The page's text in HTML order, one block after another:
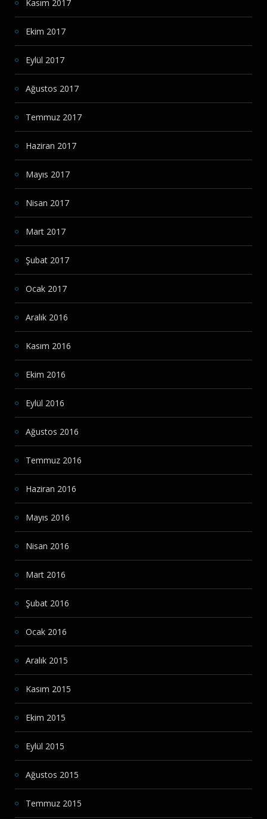
Kasım 2017
Ekim 2017
Eylül 2017
Ağustos 2017
Temmuz 2017
Haziran 2017
Mayıs 2017
Nisan 2017
Mart 2017
Şubat 2017
Ocak 2017
Aralık 2016
Kasım 2016
Ekim 2016
Eylül 2016
Ağustos 2016
Temmuz 2016
Haziran 2016
Mayıs 2016
Nisan 2016
Mart 2016
Şubat 2016
Ocak 2016
Aralık 2015
Kasım 2015
Ekim 2015
Eylül 2015
Ağustos 2015
Temmuz 2015